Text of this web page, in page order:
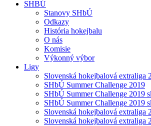
SHBÚ
Stanovy SHbÚ
Odkazy
História hokejbalu
O nás
Komisie
Výkonný výbor
Ligy
Slovenská hokejbalová extraliga
SHbÚ Summer Challenge 2019
SHbÚ Summer Challenge 2019
SHbÚ Summer Challenge 2019
Slovenská hokejbalová extraliga
Slovenská hokejbalová extraliga